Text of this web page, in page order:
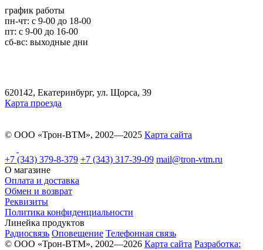
график работы
пн-чт: c 9-00 до 18-00
пт: с 9-00 до 16-00
сб-вс: выходные дни
620142, Екатеринбург, ул. Щорса, 39
Карта проезда
© ООО «Трон-ВТМ», 2002—2025 Карта сайта
+7 (343) 379-8-379 +7 (343) 317-39-09 mail@tron-vtm.ru
О магазине
Оплата и доставка
Обмен и возврат
Реквизиты
Политика конфиденциальности
Линейка продуктов
Радиосвязь Оповещение Телефонная связь
© ООО «Трон-ВТМ», 2002—2026 Карта сайта Разработка: